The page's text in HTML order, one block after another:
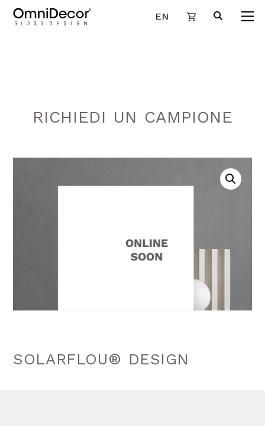
EN
RICHIEDI UN CAMPIONE
SOLARFLOU® DESIGN